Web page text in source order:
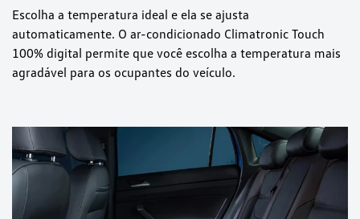
Escolha a temperatura ideal e ela se ajusta
automaticamente. O ar-condicionado Climatronic Touch
100% digital permite que você escolha a temperatura mais
agradável para os ocupantes do veículo.